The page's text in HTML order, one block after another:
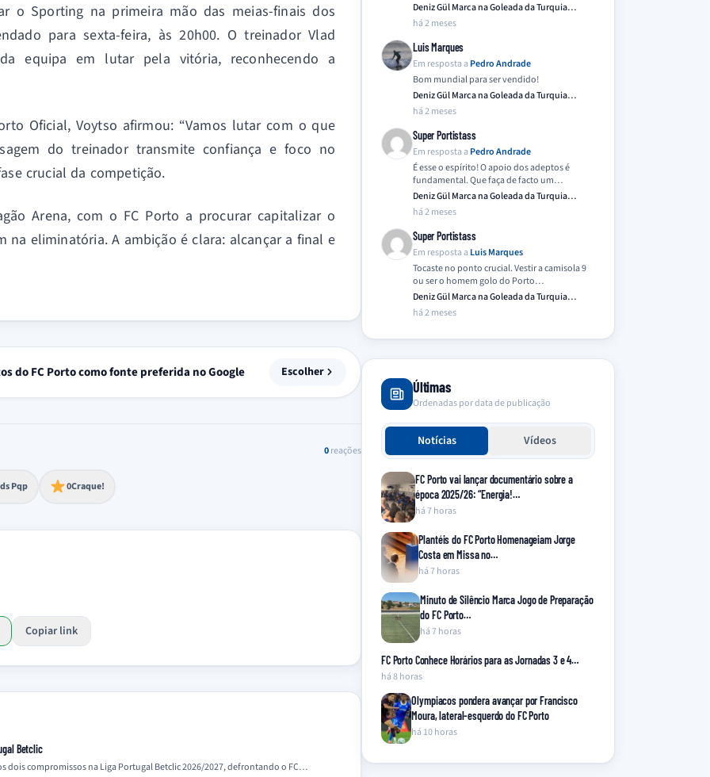
o Sporting na primeira mão das meias-finais dos
para sexta-feira, às 20h00. O treinador Vlad
equipa em lutar pela vitória, reconhecendo a
Oficial, Voytso afirmou: “Vamos lutar com o que
do treinador transmite confiança e foco no
crucial da competição.
Arena, com o FC Porto a procurar capitalizar o
na eliminatória. A ambição é clara: alcançar a final e
do FC Porto como fonte preferida no Google Escolher
0reações
Pqp
extremo 0Craque!
Copiar link
Betclic
dois compromissos na Liga Portugal Betclic 2026/2027, defrontando o FC…
Deniz Gül Marca na Goleada da Turquia
Frente…
há 2 meses
Luis Marques
Em resposta a Pedro Andrade
Bom mundial para ser vendido!
Deniz Gül Marca na Goleada da Turquia
Frente…
há 2 meses
Super Portistass
Em resposta a Pedro Andrade
É esse o espírito! O apoio dos adeptos é
fundamental. Que faça de facto um…
Deniz Gül Marca na Goleada da Turquia
Frente…
há 2 meses
Super Portistass
Em resposta a Luis Marques
Tocaste no ponto crucial. Vestir a camisola 9
ou ser o homem golo do Porto…
Deniz Gül Marca na Goleada da Turquia
Frente…
há 2 meses
Últimas
Ordenadas por data de publicação
Notícias Vídeos
FC Porto vai lançar documentário sobre a
época 2025/26: “Energia!…
há 7 horas
Plantéis do FC Porto Homenageiam Jorge
Costa em Missa no…
há 7 horas
Minuto de Silêncio Marca Jogo de Preparação
do FC Porto…
há 7 horas
FC Porto Conhece Horários para as Jornadas 3 e 4…
há 8 horas
Olympiacos pondera avançar por Francisco
Moura, lateral-esquerdo do FC Porto
há 10 horas